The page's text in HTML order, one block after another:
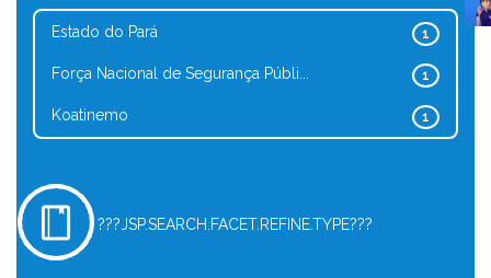
1
Estado do Pará
1
Força Nacional de Segurança Públi...
1
Koatinemo
???JSP.SEARCH.FACET.REFINE.TYPE???